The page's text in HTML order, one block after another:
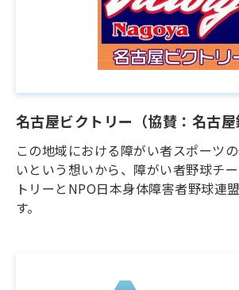
名古屋ビクトリー（協賛：名古屋
この地域における障がい者スポーツ
いという想いから、障がい者野球チ
トリーとNPO日本身体障害者野球連
す。